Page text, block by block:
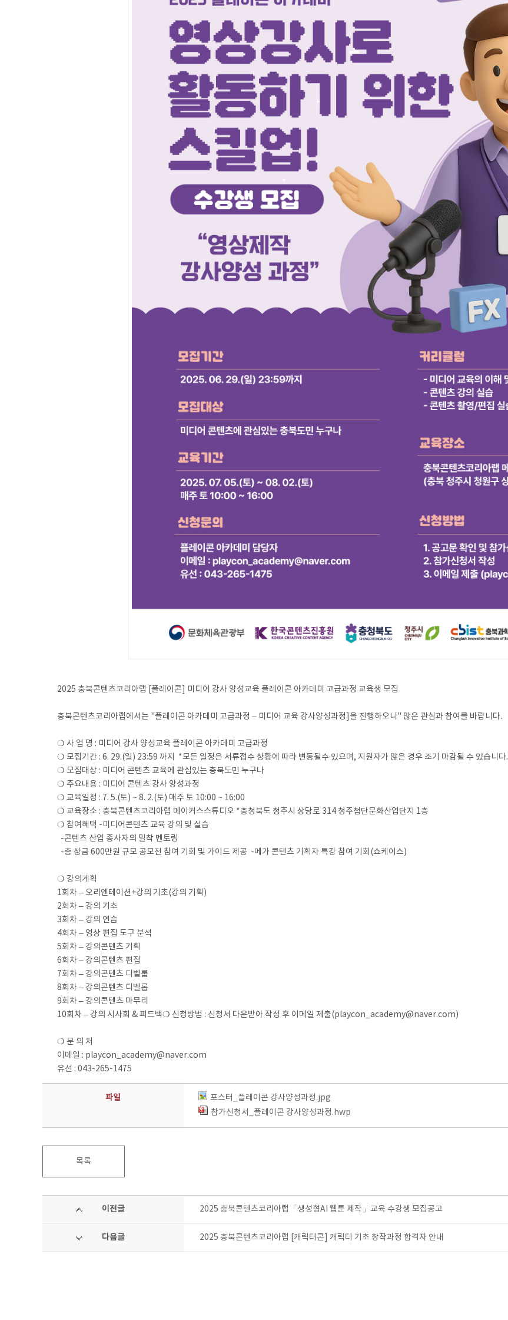
2025 충북콘텐츠코리아랩 [플레이콘] 미디어 강사 양성교육 플레이콘 아카데미 고급과정 교육생 모집
충북콘텐츠코리아랩에서는 "플레이콘 아카데미 고급과정 – 미디어 교육 강사양성과정]을 진행하오니" 많은 관심과 참여를 바랍니다.
❍ 사 업 명 : 미디어 강사 양성교육 플레이콘 아카데미 고급과정
❍ 모집기간 : 6. 29.(일) 23:59 까지 *모든 일정은 서류접수 상황에 따라 변동될수 있으며, 지원자가 많은 경우 조기 마감될 수 있습니다.
❍ 모집대상 : 미디어 콘텐츠 교육에 관심있는 충북도민 누구나
❍ 주요내용 : 미디어 콘텐츠 강사 양성과정
❍ 교육일정 : 7. 5.(토) ~ 8. 2.(토) 매주 토 10:00 ~ 16:00
❍ 교육장소 : 충북콘텐츠코리아랩 메이커스스튜디오 *충청북도 청주시 상당로 314 청주첨단문화산업단지 1층
❍ 참여혜택 -미디어콘텐츠 교육 강의 및 실습
-콘텐츠 산업 종사자의 밀착 멘토링
-총 상금 600만원 규모 공모전 참여 기회 및 가이드 제공 -메가 콘텐츠 기획자 특강 참여 기회(쇼케이스)
❍ 강의계획
1회차 – 오리엔테이션+강의 기초(강의 기획)
2회차 – 강의 기초
3회차 – 강의 연습
4회차 – 영상 편집 도구 분석
5회차 – 강의콘텐츠 기획
6회차 – 강의콘텐츠 편집
7회차 – 강의곤텐츠 디벨롭
8회차 – 강의콘텐츠 디벨롭
9회차 – 강의콘텐츠 마무리
10회차 – 강의 시사회 & 피드백❍ 신청방법 : 신청서 다운받아 작성 후 이메일 제출(playcon_academy@naver.com)
❍ 문 의 처
이메일 : playcon_academy@naver.com
유선 : 043-265-1475
파일
포스터_플레이콘 강사양성과정.jpg
참가신청서_플레이콘 강사양성과정.hwp
목록
이전글 2025 충북콘텐츠코리아랩「생성형AI 웹툰 제작」교육 수강생 모집공고
다음글 2025 충북콘텐츠코리아랩 [캐릭터콘] 캐릭터 기초 창작과정 합격자 안내